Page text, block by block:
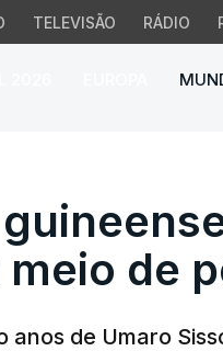
TELEVISÃO RÁDIO
de
de Umaro